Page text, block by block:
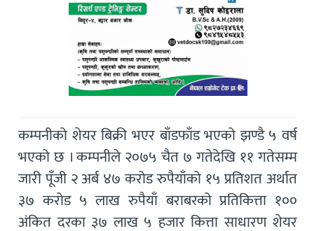
कम्पनीको शेयर बिक्री भएर बाँडफाँड भएको झण्डै ५ वर्ष
भएको छ । कम्पनीले २०७५ चैत ७ गतेदेखि ११ गतेसम्म
जारी पूँजी २ अर्ब ४७ करोड रुपैयाँको १५ प्रतिशत अर्थात
३७ करोड ५ लाख रुपैयाँ बराबरको प्रतिकित्ता १००
अंकित दरका ३७ लाख ५ हजार कित्ता साधारण शेयर